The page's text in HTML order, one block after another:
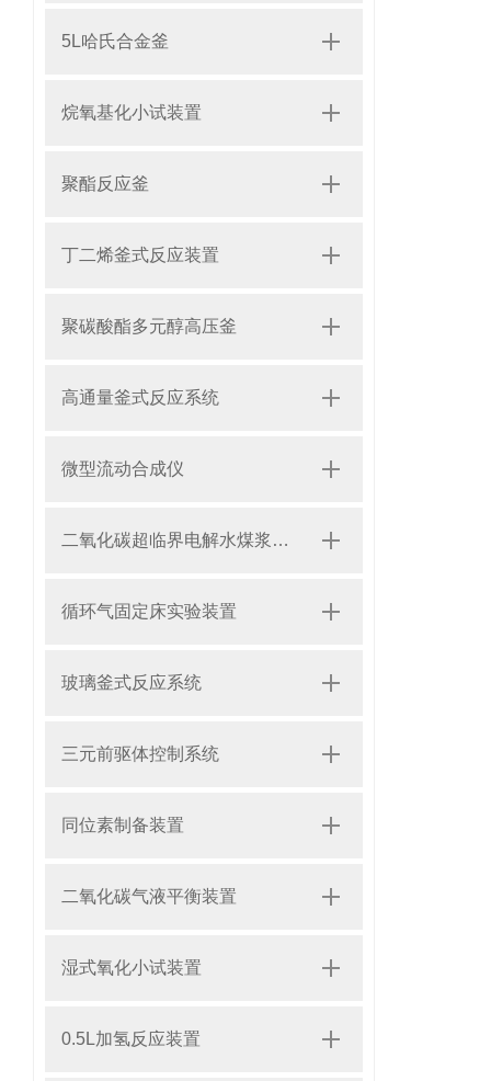
5L哈氏合金釜
烷氧基化小试装置
聚酯反应釜
丁二烯釜式反应装置
聚碳酸酯多元醇高压釜
高通量釜式反应系统
微型流动合成仪
二氧化碳超临界电解水煤浆制甲烷装置
循环气固定床实验装置
玻璃釜式反应系统
三元前驱体控制系统
同位素制备装置
二氧化碳气液平衡装置
湿式氧化小试装置
0.5L加氢反应装置